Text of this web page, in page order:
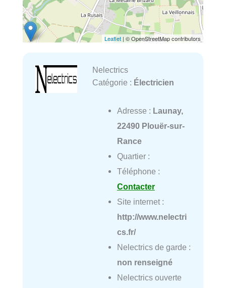
Leaflet | © OpenStreetMap contributors
Nelectrics
Catégorie : Électricien
Adresse : Launay,
22490 Plouër-sur-
Rance
Quartier :
Téléphone :
Contacter
Site internet :
http://www.nelectri
cs.fr/
Nelectrics de garde :
non renseigné
Nelectrics ouverte